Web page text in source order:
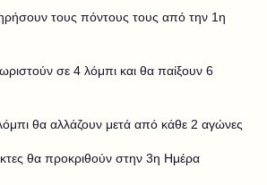
τους πόντους τους από την 1η
σε 4 λόμπι και θα παίξουν 6
θα αλλάζουν μετά από κάθε 2 αγώνες
θα προκριθούν στην 3η Ημέρα